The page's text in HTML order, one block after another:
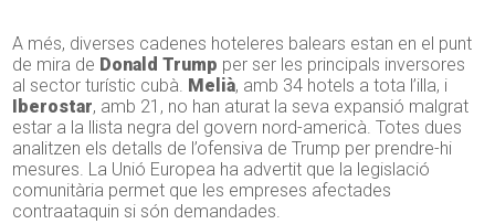
A més, diverses cadenes hoteleres balears estan en el punt
de mira de Donald Trump per ser les principals inversores
al sector turístic cubà. Melià, amb 34 hotels a tota l’illa, i
Iberostar, amb 21, no han aturat la seva expansió malgrat
estar a la llista negra del govern nord-americà. Totes dues
analitzen els detalls de l’ofensiva de Trump per prendre-hi
mesures. La Unió Europea ha advertit que la legislació
comunitària permet que les empreses afectades
contraataquin si són demandades.